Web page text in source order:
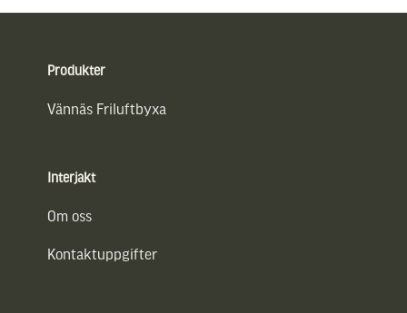
Produkter
Vännäs Friluftbyxa
Interjakt
Om oss
Kontaktuppgifter